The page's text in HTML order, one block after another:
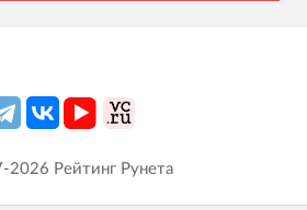
2026 Рейтинг Рунета